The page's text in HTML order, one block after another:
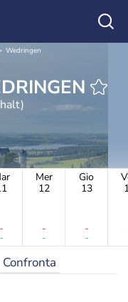
Wedringen
WEDRINGEN
-
-
Mer
12
-
-
Gio
13
-
-
Confronta